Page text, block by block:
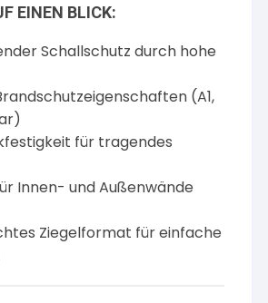
EINEN BLICK:
Schallschutz durch hohe
(A1,
für tragendes
Innen- und Außenwände
Ziegelformat für einfache